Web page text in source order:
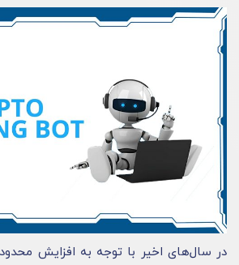
در سال‌های اخیر با توجه به افزایش